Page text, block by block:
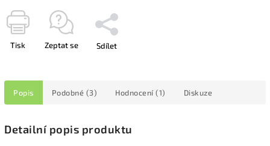
Tisk Zeptat se Sdílet
Popis Podobné (3) Hodnocení (1) Diskuze
Detailní popis produktu